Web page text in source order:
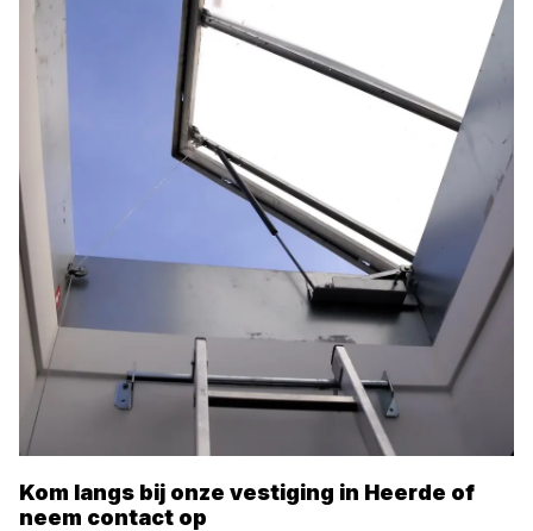
Kom langs bij onze vestiging in Heerde of
neem contact op